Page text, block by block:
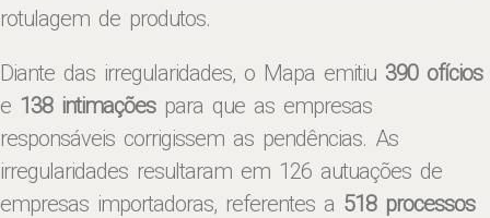
rotulagem de produtos.
Diante das irregularidades, o Mapa emitiu 390 ofícios
e 138 intimaçõespara que as empresas
responsáveis corrigissem as pendências. As
irregularidades resultaram em 126 autuações de
empresas importadoras, referentes a 518 processos